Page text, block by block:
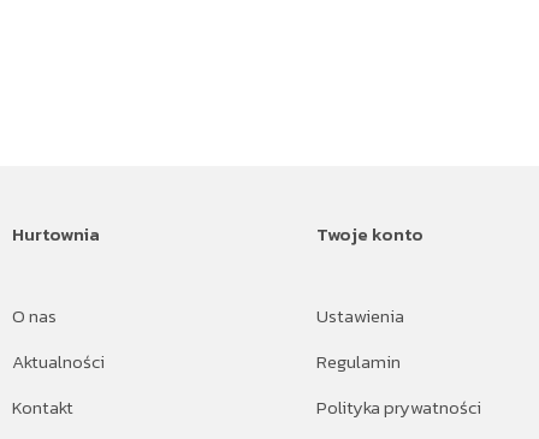
Hurtownia
O nas
Aktualności
Kontakt
Twoje konto
Ustawienia
Regulamin
Polityka prywatności